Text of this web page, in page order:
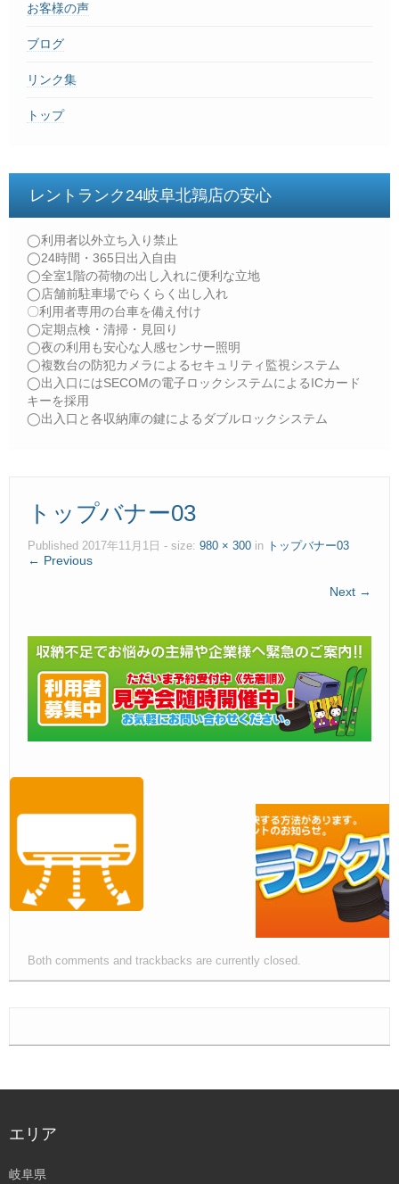
お客様の声
ブログ
リンク集
トップ
レントランク24岐阜北鶉店の安心
◯利用者以外立ち入り禁止
◯24時間・365日出入自由
◯全室1階の荷物の出し入れに便利な立地
◯店舗前駐車場でらくらく出し入れ
〇利用者専用の台車を備え付け
◯定期点検・清掃・見回り
◯夜の利用も安心な人感センサー照明
◯複数台の防犯カメラによるセキュリティ監視システム
◯出入口にはSECOMの電子ロックシステムによるICカード
キーを採用
◯出入口と各収納庫の鍵によるダブルロックシステム
トップバナー03
Published 2017年11月1日 - size: 980 × 300 in トップバナー03
← Previous
Next →
Both comments and trackbacks are currently closed.
エリア
岐阜県